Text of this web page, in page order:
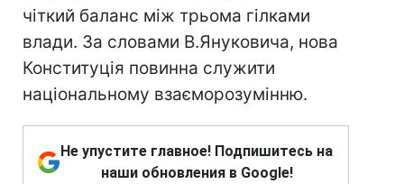
чіткий баланс між трьома гілками
влади. За словами В.Януковича, нова
Конституція повинна служити
національному взаєморозумінню.
Не упустите главное! Подпишитесь на
наши обновления в Google!